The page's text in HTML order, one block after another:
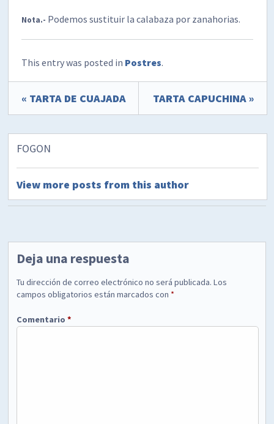
Nota.- Podemos sustituir la calabaza por zanahorias.
This entry was posted in Postres.
« TARTA DE CUAJADA TARTA CAPUCHINA »
FOGON
View more posts from this author
Deja una respuesta
Tu dirección de correo electrónico no será publicada. Los
campos obligatorios están marcados con *
Comentario*